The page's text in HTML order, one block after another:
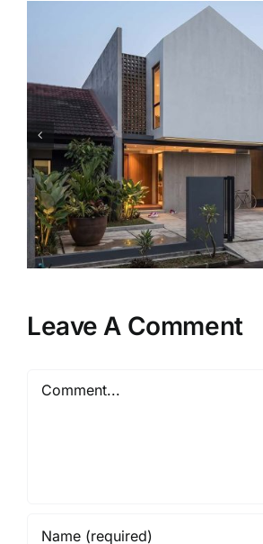
Mengapa
Minimalis Tetap
Favorit
Leave A Comment
Comment